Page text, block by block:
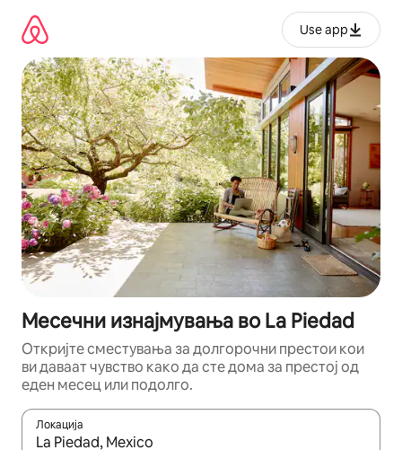
содржина
Use app
Месечни изнајмувања во La Piedad
Откријте сместувања за долгорочни престои кои
ви даваат чувство како да сте дома за престој од
еден месец или подолго.
Локација
Кога резултатите се достапни, движете се со копчињата